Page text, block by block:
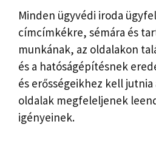
Minden ügyvédi iroda
címcímkékre, sémára és
munkának, az oldalakon
és a hatóságépítésnek
és erősségeikhez kell
oldalak megfeleljenek
igényeinek.